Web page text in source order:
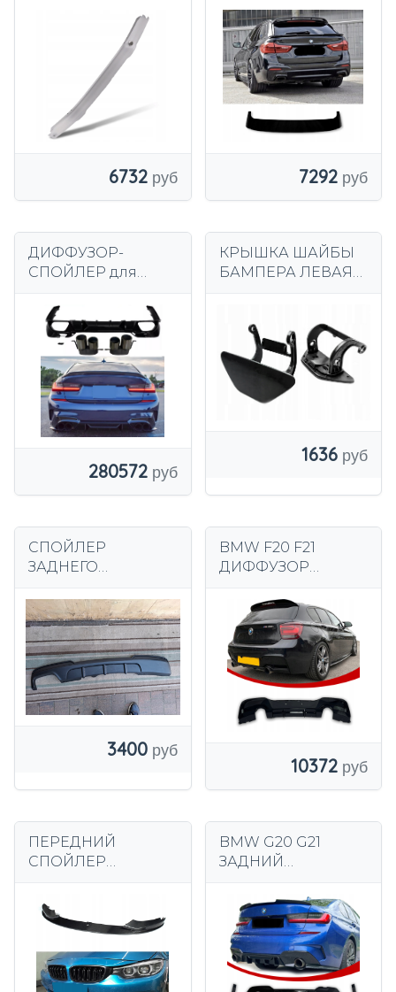
6732
TOURING ЗАДНИЙ
СПОЙЛЕР
ГЛЯНЦЕВЫЙ
ЧЕРНЫЙ
7292
ДИФФУЗОР-
СПОЙЛЕР для
/ M340look
двойной + насадки
на выхлопную
систему
280572
КРЫШКА ШАЙБЫ
БАМПЕРА ЛЕВАЯ
1636
СПОЙЛЕР
ЗАДНЕГО
F11
3400
BMW F20 F21
ДИФФУЗОР
БАМПЕРА
СПОЙЛЕР
ПРЕДВАРИТЕЛЬН
ЫЙ ПОДЪЕМ 0--0
ГЛЯНЦЕВЫЙ
ЧЕРНЫЙ
10372
ПЕРЕДНИЙ
СПОЙЛЕР
BMW F32 F33 F36
Передний
спойлер CARBON
LOOK
BMW G20 G21
ЗАДНИЙ
БАМПЕР СПОЙЛЕР
СПОЙЛЕР +
БОКОВОЙ
ЧЕРНЫЙ БЛЕСК